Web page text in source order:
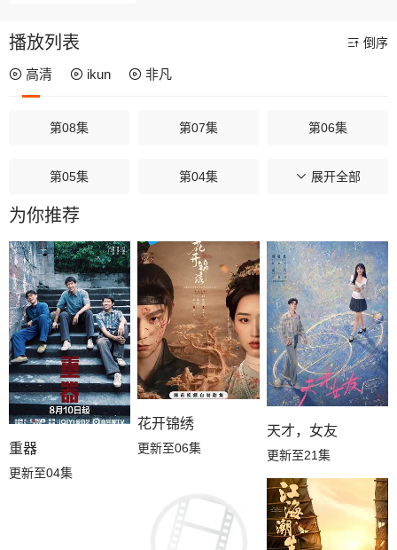
播放列表 倒序
高清 ikun 非凡
第08集 第07集 第06集
第05集 第04集 第03集
第02集
展开全部
为你推荐
重器
更新至04集
花开锦绣
更新至06集
天才，女友
更新至21集